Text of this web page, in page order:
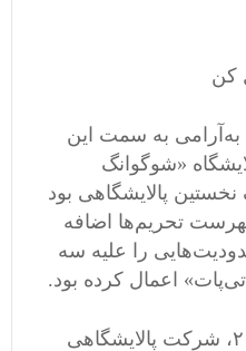
کن
به سمت این
«شوگوانگ
پالایشگاهی بود
مارس ۲۰۲۵ به فهرست تحریم‌ها اضافه
را علیه سه
اعمال کرده بود.
سرانجام، در ۲۴ آوریل ۲۰۲۶، شرکت پالایشگاهی